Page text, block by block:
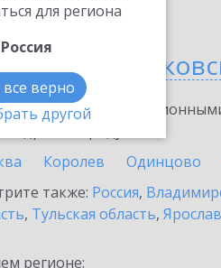
для региона
Россия
верно
другой
и
с
Королев Одинцово
также: Россия,
, Тульская область,
регионе: